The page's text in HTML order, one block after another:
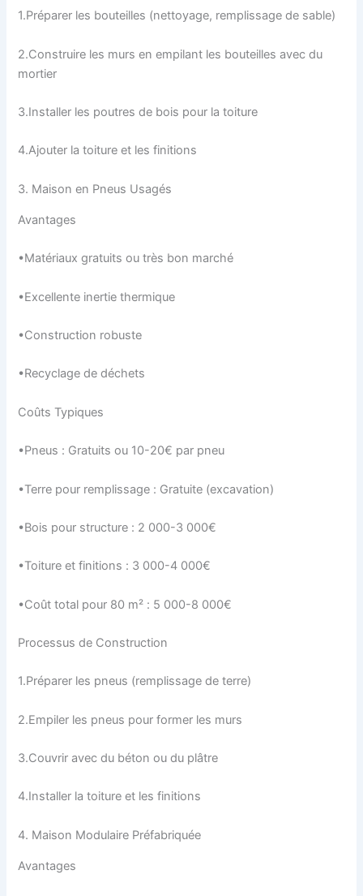
1.Préparer les bouteilles (nettoyage, remplissage de sable)
2.Construire les murs en empilant les bouteilles avec du
mortier
3.Installer les poutres de bois pour la toiture
4.Ajouter la toiture et les finitions
3. Maison en Pneus Usagés
Avantages
•Matériaux gratuits ou très bon marché
•Excellente inertie thermique
•Construction robuste
•Recyclage de déchets
Coûts Typiques
•Pneus : Gratuits ou 10-20€ par pneu
•Terre pour remplissage : Gratuite (excavation)
•Bois pour structure : 2 000-3 000€
•Toiture et finitions : 3 000-4 000€
•Coût total pour 80 m² : 5 000-8 000€
Processus de Construction
1.Préparer les pneus (remplissage de terre)
2.Empiler les pneus pour former les murs
3.Couvrir avec du béton ou du plâtre
4.Installer la toiture et les finitions
4. Maison Modulaire Préfabriquée
Avantages